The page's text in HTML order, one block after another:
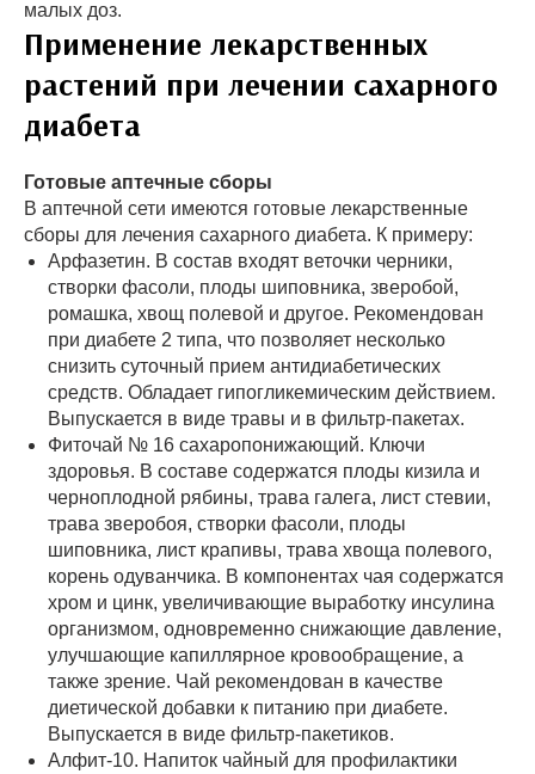
малых доз.
Применение лекарственных
растений при лечении сахарного
диабета
Готовые аптечные сборы
В аптечной сети имеются готовые лекарственные
сборы для лечения сахарного диабета. К примеру:
Арфазетин. В состав входят веточки черники,
створки фасоли, плоды шиповника, зверобой,
ромашка, хвощ полевой и другое. Рекомендован
при диабете 2 типа, что позволяет несколько
снизить суточный прием антидиабетических
средств. Обладает гипогликемическим действием.
Выпускается в виде травы и в фильтр-пакетах.
Фиточай № 16 сахаропонижающий. Ключи
здоровья. В составе содержатся плоды кизила и
черноплодной рябины, трава галега, лист стевии,
трава зверобоя, створки фасоли, плоды
шиповника, лист крапивы, трава хвоща полевого,
корень одуванчика. В компонентах чая содержатся
хром и цинк, увеличивающие выработку инсулина
организмом, одновременно снижающие давление,
улучшающие капиллярное кровообращение, а
также зрение. Чай рекомендован в качестве
диетической добавки к питанию при диабете.
Выпускается в виде фильтр-пакетиков.
Алфит-10. Напиток чайный для профилактики